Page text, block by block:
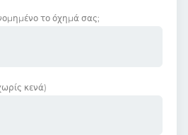
το όχημά σας;
κενά)